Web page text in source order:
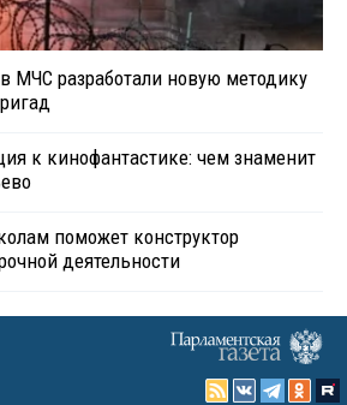
МЧС разработали новую методику
к кинофантастике: чем знаменит
поможет конструктор
деятельности